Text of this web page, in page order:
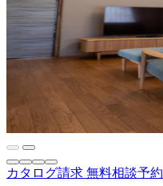
カタログ請求 無料相談予約